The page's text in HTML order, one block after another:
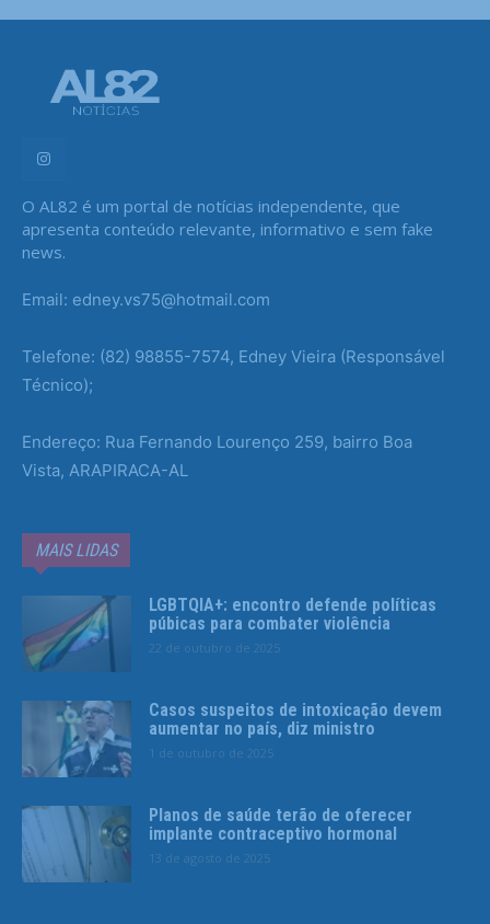
O AL82 é um portal de notícias independente, que
apresenta conteúdo relevante, informativo e sem fake
news.
Email: edney.vs75@hotmail.com
Telefone: (82) 98855-7574, Edney Vieira (Responsável
Técnico);
Endereço: Rua Fernando Lourenço 259, bairro Boa
Vista, ARAPIRACA-AL
MAIS LIDAS
LGBTQIA+: encontro defende políticas
púbicas para combater violência
22 de outubro de 2025
Casos suspeitos de intoxicação devem
aumentar no país, diz ministro
1 de outubro de 2025
Planos de saúde terão de oferecer
implante contraceptivo hormonal
13 de agosto de 2025